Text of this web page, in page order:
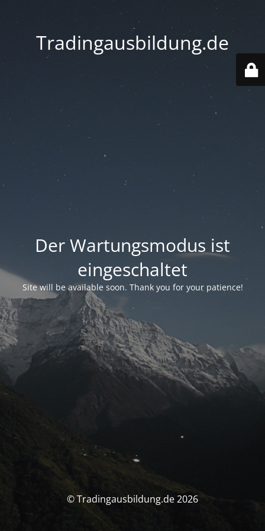
Tradingausbildung.de
Der Wartungsmodus ist
eingeschaltet
Site will be available soon. Thank you for your patience!
© Tradingausbildung.de 2026